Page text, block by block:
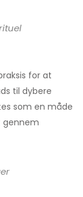
for at
til dybere
som en måde
gennem